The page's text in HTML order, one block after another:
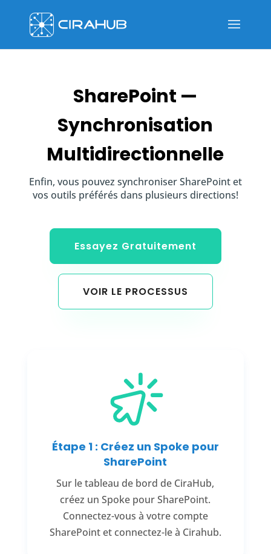
SharePoint —
Synchronisation
Multidirectionnelle
Enfin, vous pouvez synchroniser SharePoint et
vos outils préférés dans plusieurs directions!
Essayez Gratuitement
VOIR LE PROCESSUS
Étape 1 : Créez un Spoke pour
SharePoint
Sur le tableau de bord de CiraHub,
créez un Spoke pour SharePoint.
Connectez-vous à votre compte
SharePoint et connectez-le à Cirahub.